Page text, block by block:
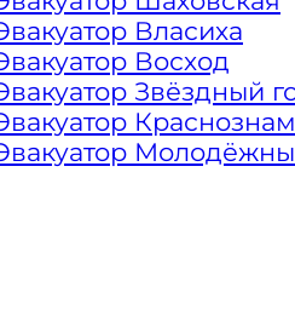
Власиха
Восход
Звёздный